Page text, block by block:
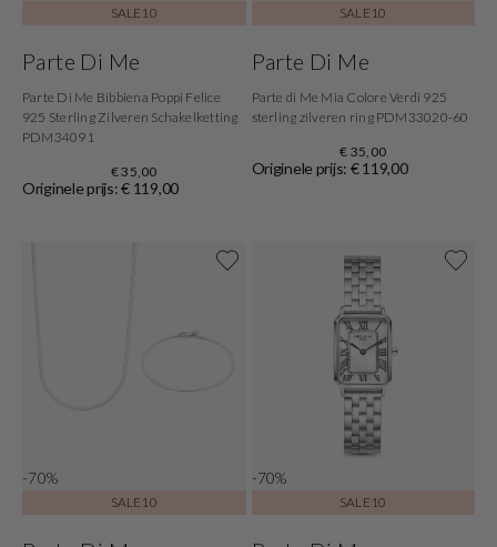
SALE10
Parte Di Me
Parte Di Me Bibbiena Poppi Felice
925 Sterling Zilveren Schakelketting
PDM34091
€ 35,00
Originele prijs: € 119,00
SALE10
Parte Di Me
Parte di Me Mia Colore Verdi 925
sterling zilveren ring PDM33020-60
€ 35,00
Originele prijs: € 119,00
-70%
SALE10
-70%
SALE10